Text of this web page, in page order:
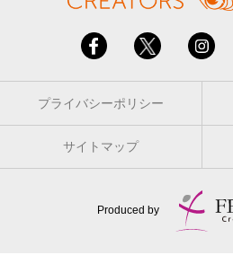
プライバシーポリシー
サイトマップ
Produced by